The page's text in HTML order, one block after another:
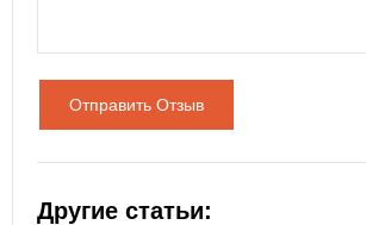
Отправить Отзыв
Другие статьи: